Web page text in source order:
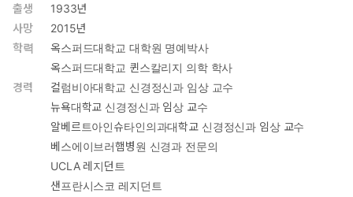
출생
1933년
사망
2015년
학력
옥스퍼드대학교 대학원 명예박사
옥스퍼드대학교 퀸스칼리지 의학 학사
경력
컬럼비아대학교 신경정신과 임상 교수
뉴욕대학교 신경정신과 임상 교수
알베르트아인슈타인의과대학교 신경정신과 임상 교수
베스에이브러햄병원 신경과 전문의
UCLA 레지던트
샌프란시스코 레지던트